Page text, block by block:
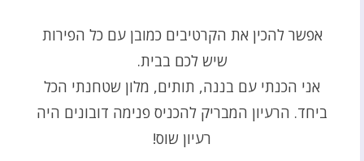
אפשר להכין את הקרטיבים כמובן עם כל הפירות
שיש לכם בבית.
אני הכנתי עם בננה, תותים, מלון שטחנתי הכל
ביחד. הרעיון המבריק להכניס פנימה דובונים היה
רעיון שוס!